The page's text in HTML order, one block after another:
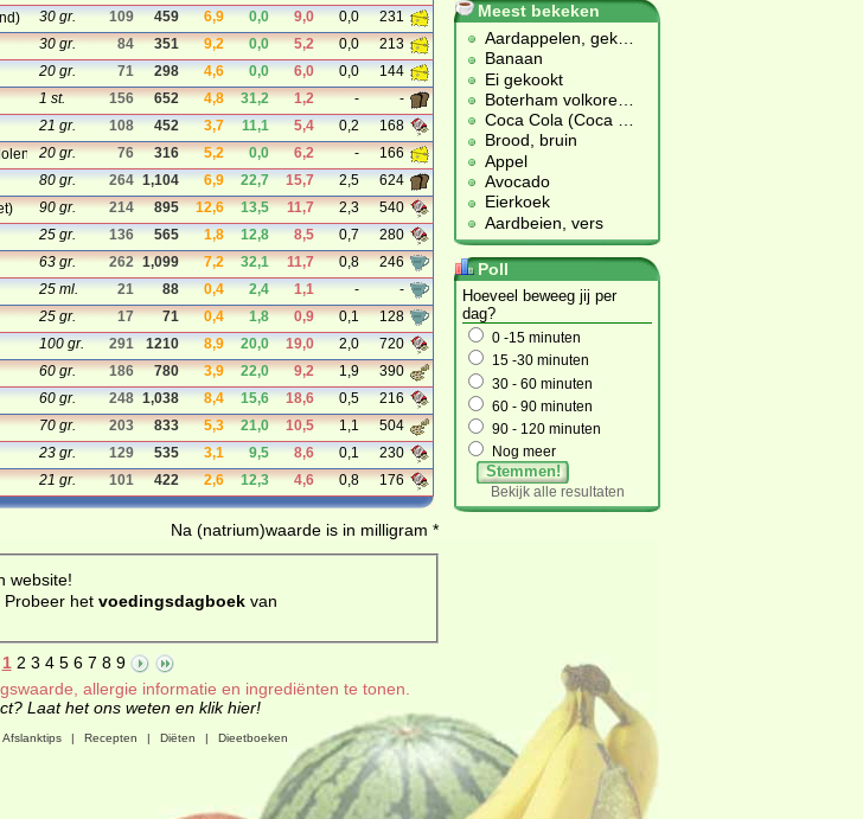
30 gr. 109 459 6,9 0,0 9,0 0,0
231
30 gr. 84 351 9,2 0,0 5,2 0,0
213
20 gr. 71 298 4,6 0,0 6,0 0,0
144
1 st. 156 652 4,8 31,2 1,2 -
-
21 gr. 108 452 3,7 11,1 5,4 0,2
168
20 gr. 76 316 5,2 0,0 6,2 -
166
80 gr. 264 1,104 6,9 22,7 15,7 2,5
624
90 gr. 214 895 12,6 13,5 11,7 2,3
540
25 gr. 136 565 1,8 12,8 8,5 0,7
280
63 gr. 262 1,099 7,2 32,1 11,7 0,8
246
25 ml. 21 88 0,4 2,4 1,1 -
-
25 gr. 17 71 0,4 1,8 0,9 0,1
128
100 gr. 291 1210 8,9 20,0 19,0 2,0
720
60 gr. 186 780 3,9 22,0 9,2 1,9
390
60 gr. 248 1,038 8,4 15,6 18,6 0,5
216
70 gr. 203 833 5,3 21,0 10,5 1,1
504
23 gr. 129 535 3,1 9,5 8,6 0,1
230
21 gr. 101 422 2,6 12,3 4,6 0,8 176
Na (natrium)waarde is in milligram *
website!
Probeer het voedingsdagboekvan
1 2 3 4 5 6 7 8 9
allergie informatie en ingrediënten te tonen.
Laat het ons weten en klik hier!
Meest bekeken
Aardappelen, gek
Banaan
Ei gekookt
Boterham volkore
Coca Cola (Coca
Brood, bruin
Appel
Avocado
Eierkoek
Aardbeien, vers
Poll
Hoeveel beweeg jij per
dag?
0 -15 minuten
15 -30 minuten
30 - 60 minuten
60 - 90 minuten
90 - 120 minuten
Nog meer
Stemmen!
Bekijk alle resultaten
Afslanktips | Recepten | Diëten | Dieetboeken